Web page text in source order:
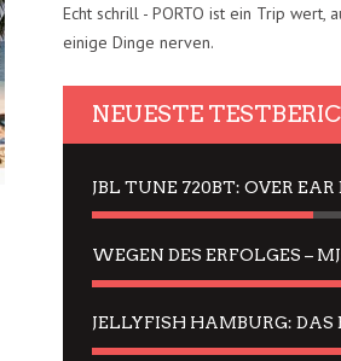
Echt schrill - PORTO ist ein Trip wert,
einige Dinge nerven.
NEUESTE